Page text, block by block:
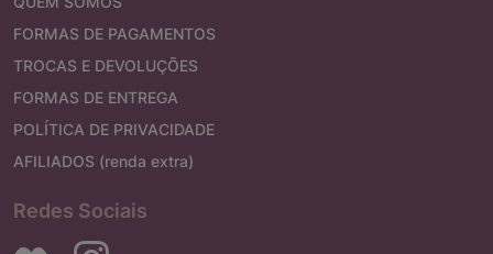
FORMAS DE PAGAMENTOS
TROCAS E DEVOLUÇÕES
FORMAS DE ENTREGA
POLÍTICA DE PRIVACIDADE
AFILIADOS (renda extra)
Redes Sociais